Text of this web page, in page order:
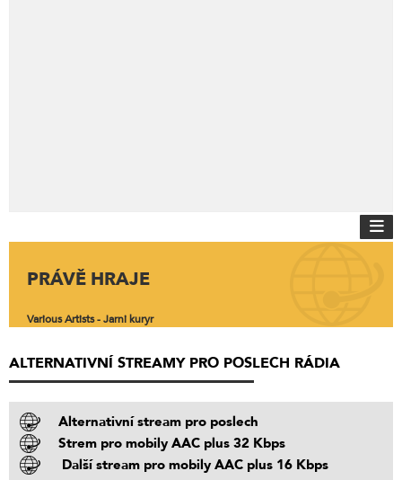
PRÁVĚ HRAJE
Various Artists - Jarni kuryr
ALTERNATIVNÍ STREAMY PRO POSLECH RÁDIA
Alternativní stream pro poslech
Strem pro mobily AAC plus 32 Kbps
Další stream pro mobily AAC plus 16 Kbps